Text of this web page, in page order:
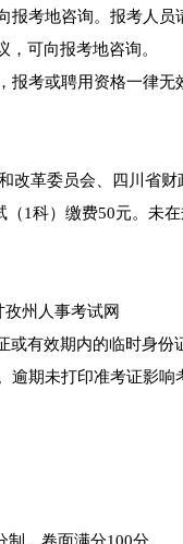
报考地咨询。报考人员
可向报考地咨询。
报考或聘用资格一律无
改革委员会、四川省财
1科）缴费50元。未
孜州人事考试网
或有效期内的临时身份
期未打印准考证影响
，卷面满分100分。